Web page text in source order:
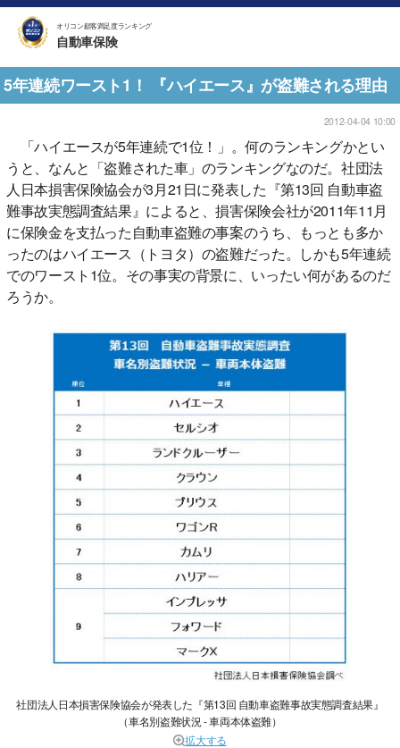
オリコン顧客満足度ランキング
自動車保険
5年連続ワースト1！ 『ハイエース』が盗難される理由
2012-04-04 10:00
「ハイエースが5年連続で1位！」。何のランキングかとい
うと、なんと「盗難された車」のランキングなのだ。社団法
人日本損害保険協会が3月21日に発表した『第13回 自動車盗
難事故実態調査結果』によると、損害保険会社が2011年11月
に保険金を支払った自動車盗難の事案のうち、もっとも多か
ったのはハイエース（トヨタ）の盗難だった。しかも5年連続
でのワースト1位。その事実の背景に、いったい何があるのだ
ろうか。
社団法人日本損害保険協会が発表した『第13回 自動車盗難事故実態調査結果』
（車名別盗難状況 - 車両本体盗難）
拡大する